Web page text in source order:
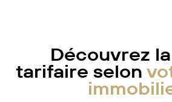
Découvrez
tarifaire selon